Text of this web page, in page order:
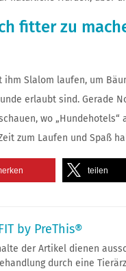
fitter zu
ihm Slalom laufen, um
erlaubt sind. Gerade
wo
zum Laufen und Spaß
teilen
by PreThis®
der Artikel dienen
durch eine